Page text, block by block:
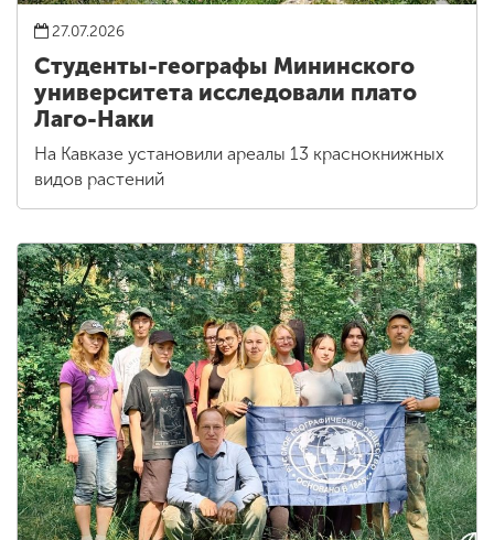
27.07.2026
Студенты-географы Мининского
университета исследовали плато
Лаго-Наки
На Кавказе установили ареалы 13 краснокнижных
видов растений